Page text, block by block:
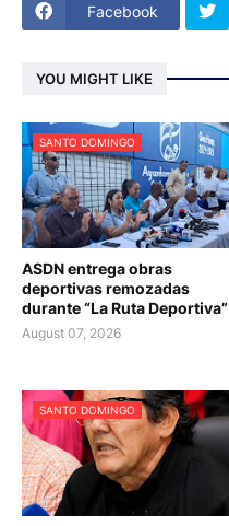
Facebook
YOU MIGHT LIKE
SANTO DOMINGO
ASDN entrega obras
deportivas remozadas
durante “La Ruta Deportiva”
August 07, 2026
SANTO DOMINGO